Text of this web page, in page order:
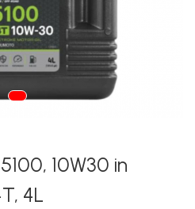
10W30 in
4L